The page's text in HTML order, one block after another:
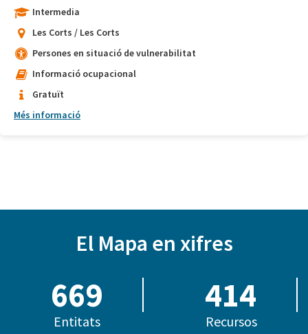
Intermedia
Les Corts / Les Corts
Persones en situació de vulnerabilitat
Informació ocupacional
Gratuït
Més informació
El Mapa en xifres
685
Entitats
414
Recursos